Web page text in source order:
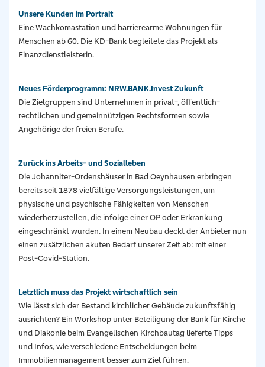
Unsere Kunden im Portrait
Eine Wachkomastation und barrierearme Wohnungen für
Menschen ab 60. Die KD-Bank begleitete das Projekt als
Finanzdienstleisterin.
Neues Förderprogramm: NRW.BANK.Invest Zukunft
Die Zielgruppen sind Unternehmen in privat-, öffentlich-
rechtlichen und gemeinnützigen Rechtsformen sowie
Angehörige der freien Berufe.
Zurück ins Arbeits- und Sozialleben
Die Johanniter-Ordenshäuser in Bad Oeynhausen erbringen
bereits seit 1878 vielfältige Versorgungsleistungen, um
physische und psychische Fähigkeiten von Menschen
wiederherzustellen, die infolge einer OP oder Erkrankung
eingeschränkt wurden. In einem Neubau deckt der Anbieter nun
einen zusätzlichen akuten Bedarf unserer Zeit ab: mit einer
Post-Covid-Station.
Letztlich muss das Projekt wirtschaftlich sein
Wie lässt sich der Bestand kirchlicher Gebäude zukunftsfähig
ausrichten? Ein Workshop unter Beteiligung der Bank für Kirche
und Diakonie beim Evangelischen Kirchbautag lieferte Tipps
und Infos, wie verschiedene Entscheidungen beim
Immobilienmanagement besser zum Ziel führen.